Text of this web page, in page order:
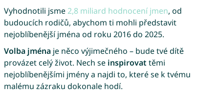
Vyhodnotili jsme2,8 miliard hodnocení jmen, od
budoucích rodičů, abychom ti mohli představit
nejoblíbenější jména od roku 2016 do 2025.
Volba jménaje něco výjimečného – bude tvé dítě
provázet celý život. Nech se inspirovat těmi
nejoblíbenějšími jmény a najdi to, které se k tvému
malému zázraku dokonale hodí.